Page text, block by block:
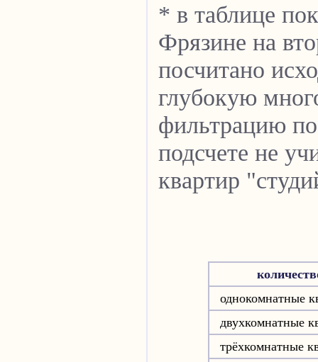
* в таблице
Фрязине на
посчитано
глубокую
фильтрацию
подсчете не
квартир
однокомнатные
двухкомнатные
трёхкомнатные